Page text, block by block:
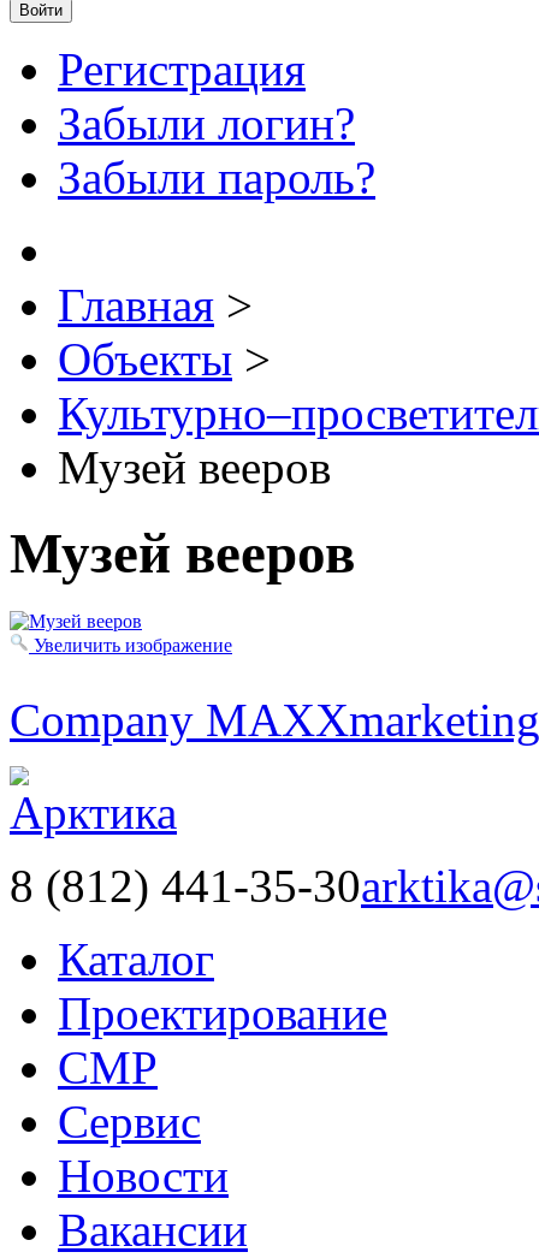
Войти
Регистрация
Забыли логин?
Забыли пароль?
Главная >
Объекты >
Музей вееров
Музей вееров
Увеличить изображение
Company
8 (812) 441-35-30
Каталог
Проектирование
СМР
Сервис
Новости
Вакансии